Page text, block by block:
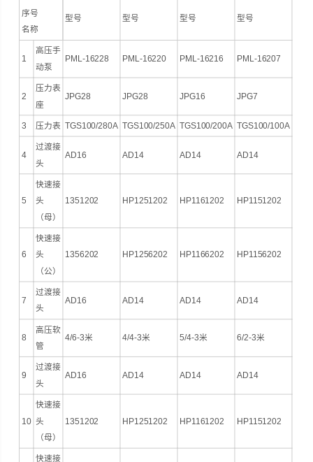
序号
名称
型号 型号 型号 型号
1
高压手
动泵
PML-16228 PML-16220 PML-16216 PML-16207
2
压力表
座
JPG28 JPG28 JPG16 JPG7
3 压力表 TGS100/280A TGS100/250A TGS100/200A TGS100/100A
4
过渡接
头
AD16 AD14 AD14 AD14
5
快速接
头
（母）
1351202 HP1251202 HP1161202 HP1151202
6
快速接
头
（公）
1356202 HP1256202 HP1166202 HP1156202
7
过渡接
头
AD16 AD14 AD14 AD14
8
高压软
管
4/6-3米 4/4-3米 5/4-3米 6/2-3米
9
过渡接
头
AD16 AD14 AD14 AD14
10
快速接
头
（母）
1351202 HP1251202 HP1161202 HP1151202
快速接